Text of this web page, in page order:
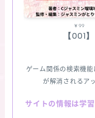
￥99
【001】
ゲーム関係の検索機
が解消されるア
サイトの情報は学